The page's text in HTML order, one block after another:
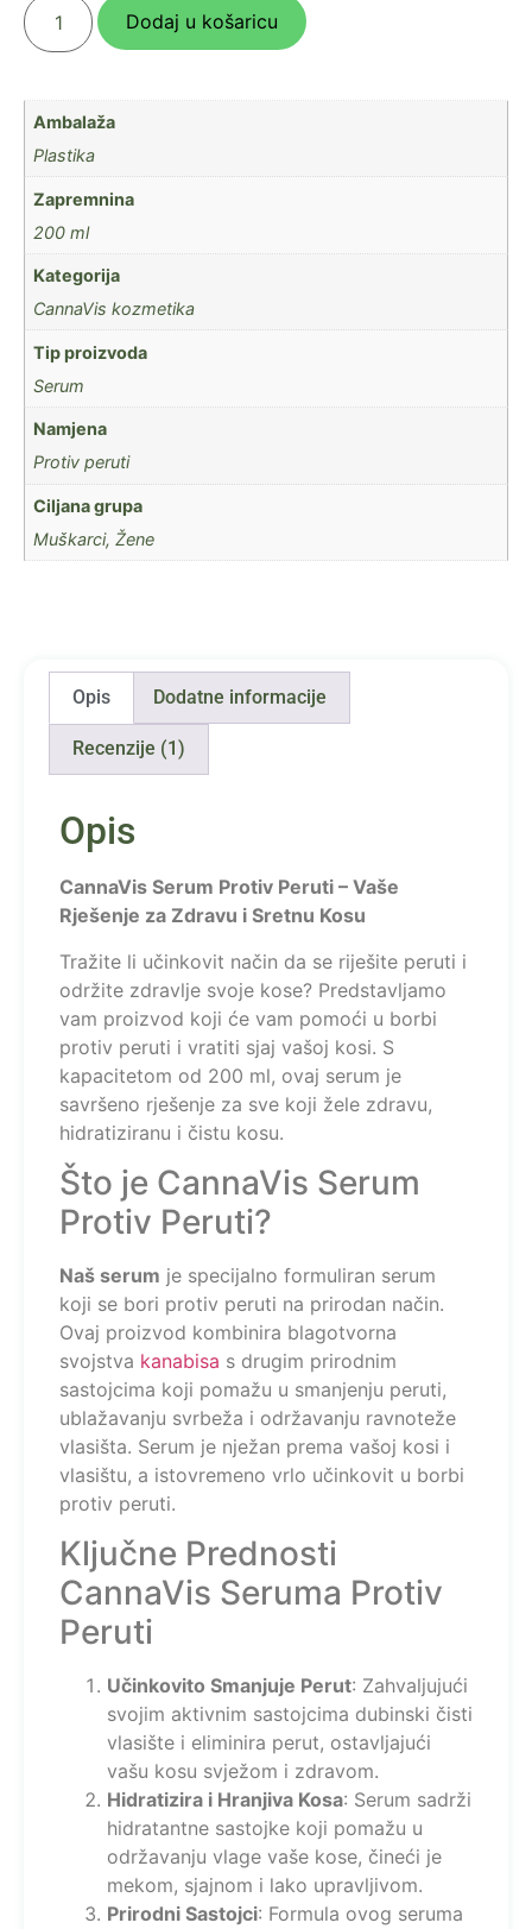
Dodaj u košaricu
Ambalaža
Plastika
Zapremnina
200 ml
Kategorija
CannaVis kozmetika
Tip proizvoda
Serum
Namjena
Protiv peruti
Ciljana grupa
Muškarci, Žene
Opis Dodatne informacije
Recenzije (1)
Opis
CannaVis Serum Protiv Peruti – Vaše
Rješenje za Zdravu i Sretnu Kosu
Tražite li učinkovit način da se riješite peruti i
održite zdravlje svoje kose? Predstavljamo
vam proizvod koji će vam pomoći u borbi
protiv peruti i vratiti sjaj vašoj kosi. S
kapacitetom od 200 ml, ovaj serum je
savršeno rješenje za sve koji žele zdravu,
hidratiziranu i čistu kosu.
Što je CannaVis Serum
Protiv Peruti?
Naš serum je specijalno formuliran serum
koji se bori protiv peruti na prirodan način.
Ovaj proizvod kombinira blagotvorna
svojstva kanabisa s drugim prirodnim
sastojcima koji pomažu u smanjenju peruti,
ublažavanju svrbeža i održavanju ravnoteže
vlasišta. Serum je nježan prema vašoj kosi i
vlasištu, a istovremeno vrlo učinkovit u borbi
protiv peruti.
Ključne Prednosti
CannaVis Seruma Protiv
Peruti
Učinkovito Smanjuje Perut: Zahvaljujući
svojim aktivnim sastojcima dubinski čisti
vlasište i eliminira perut, ostavljajući
vašu kosu svježom i zdravom.
Hidratizira i Hranjiva Kosa: Serum sadrži
hidratantne sastojke koji pomažu u
održavanju vlage vaše kose, čineći je
mekom, sjajnom i lako upravljivom.
Prirodni Sastojci: Formula ovog seruma